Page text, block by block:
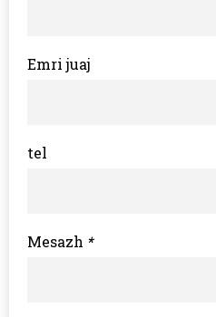
Emri juaj
tel
*
Mesazh